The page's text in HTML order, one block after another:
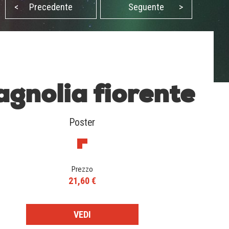
< Precedente Seguente >
fiorente
Poster
Prezzo
21,60 €
VEDI